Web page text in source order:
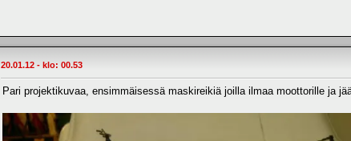
20.01.12 - klo: 00.53
Pari projektikuvaa, ensimmäisessä maskireikiä joilla ilmaa moottorille ja